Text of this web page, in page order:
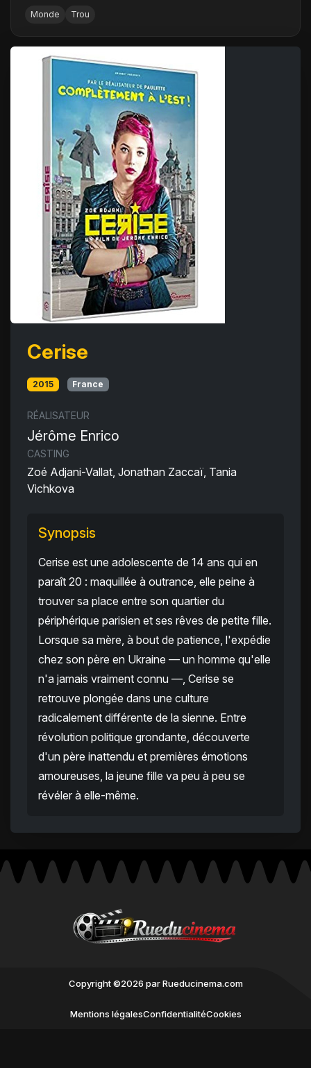
Monde Trou
Cerise
2015 France
RÉALISATEUR
Jérôme Enrico
CASTING
Zoé Adjani-Vallat, Jonathan Zaccaï, Tania
Vichkova
Synopsis
Cerise est une adolescente de 14 ans qui en
paraît 20 : maquillée à outrance, elle peine à
trouver sa place entre son quartier du
périphérique parisien et ses rêves de petite fille.
Lorsque sa mère, à bout de patience, l'expédie
chez son père en Ukraine — un homme qu'elle
n'a jamais vraiment connu —, Cerise se
retrouve plongée dans une culture
radicalement différente de la sienne. Entre
révolution politique grondante, découverte
d'un père inattendu et premières émotions
amoureuses, la jeune fille va peu à peu se
révéler à elle-même.
Copyright ©2026 par Rueducinema.com
Mentions légalesConfidentialitéCookies